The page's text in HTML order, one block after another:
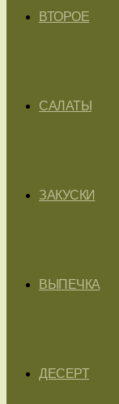
ВТОРОЕ
САЛАТЫ
ЗАКУСКИ
ВЫПЕЧКА
ДЕСЕРТ